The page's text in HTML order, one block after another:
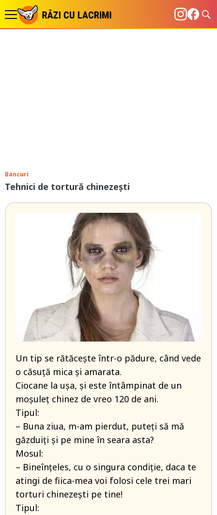
Bancuri
Tehnici de tortură chinezești
Un tip se rătăcește într-o pădure, când vede
o căsuță mica și amarata.
Ciocane la ușa, și este întâmpinat de un
moșuleț chinez de vreo 120 de ani.
Tipul:
– Buna ziua, m-am pierdut, puteți să mă
găzduiți și pe mine în seara asta?
Mosul:
– Bineînțeles, cu o singura condiție, daca te
atingi de fiica-mea voi folosi cele trei mari
torturi chinezești pe tine!
Tipul: